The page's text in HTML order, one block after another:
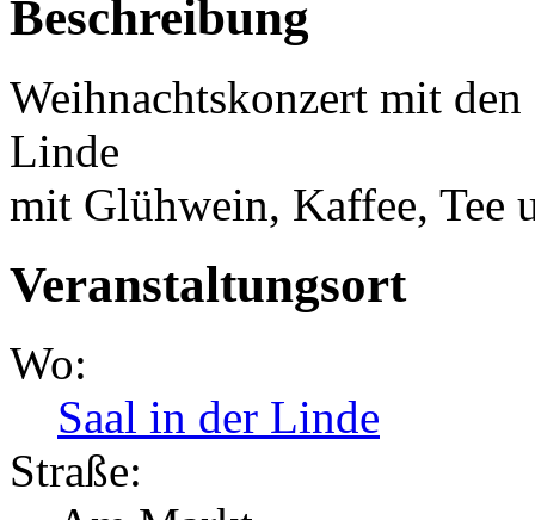
Beschreibung
Weihnachtskonzert mit
Linde
mit Glühwein, Kaffee, Tee
Veranstaltungsort
Wo:
Saal in der Linde
Straße: